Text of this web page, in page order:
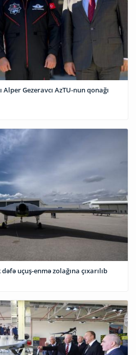
Gezeravcı AzTU-nun qonağı
uçuş-enmə zolağına çıxarılıb